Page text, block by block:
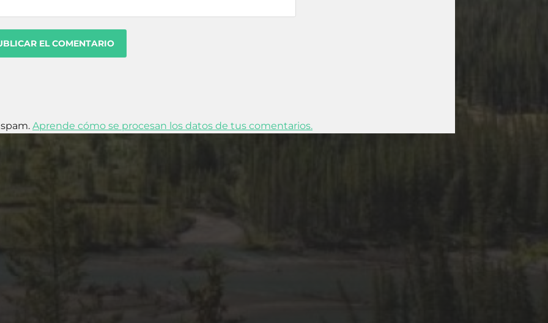
Aprende cómo se procesan los datos de tus comentarios.